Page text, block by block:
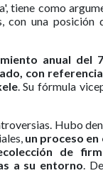
tiene como
una posición
anual del
con
. Su fórmula
Hubo
un proceso en
de
a su entorno.